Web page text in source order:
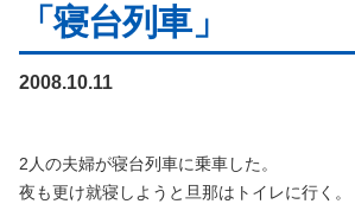
「寝台列車」
2008.10.11
2人の夫婦が寝台列車に乗車した。
夜も更け就寝しようと旦那はトイレに行く。